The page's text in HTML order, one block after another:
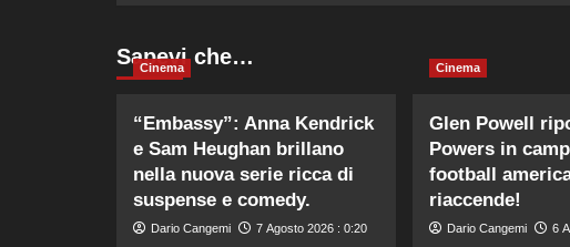
Sapevi che…
Cinema
“Embassy”: Anna Kendrick
e Sam Heughan brillano
nella nuova serie ricca di
suspense e comedy.
Dario Cangemi 7 Agosto 2026 : 0:20
Cinema
Glen Powell
Powers in
football
riaccende!
Dario Cangemi 6